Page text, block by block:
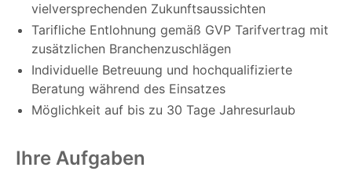
vielversprechenden Zukunftsaussichten
Tarifliche Entlohnung gemäß GVP Tarifvertrag mit
zusätzlichen Branchenzuschlägen
Individuelle Betreuung und hochqualifizierte
Beratung während des Einsatzes
Möglichkeit auf bis zu 30 Tage Jahresurlaub
Ihre Aufgaben